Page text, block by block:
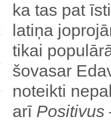
ka tas pat
latiņa
tikai
šovasar
noteikti
arī Positivus